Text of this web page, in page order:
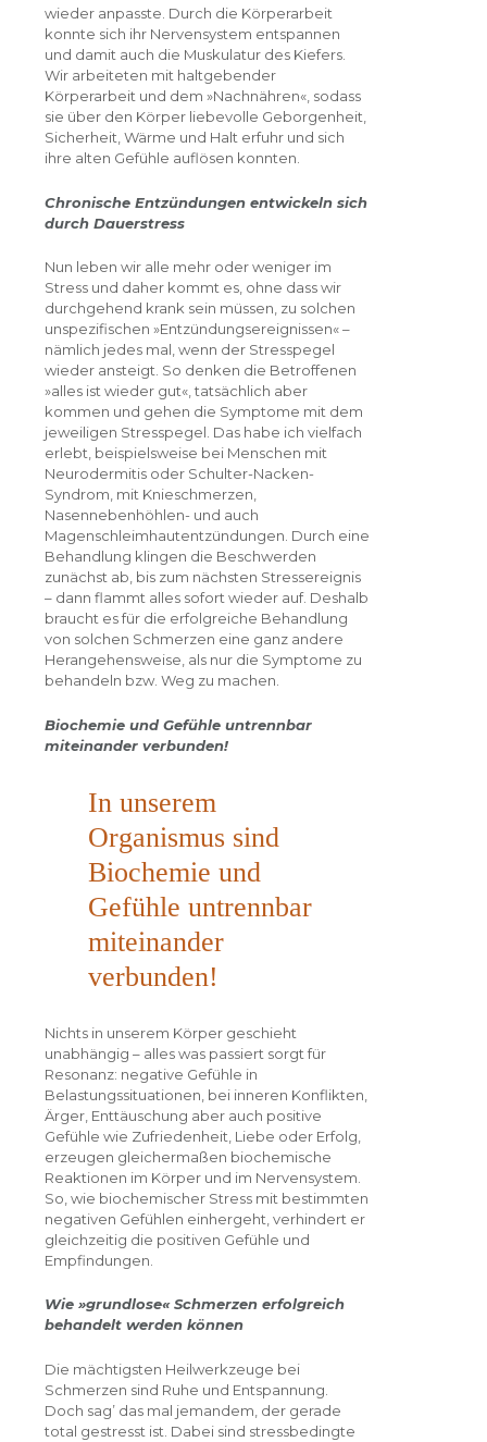
wieder anpasste. Durch die Körperarbeit
konnte sich ihr Nervensystem entspannen
und damit auch die Muskulatur des Kiefers.
Wir arbeiteten mit haltgebender
Körperarbeit und dem »Nachnähren«, sodass
sie über den Körper liebevolle Geborgenheit,
Sicherheit, Wärme und Halt erfuhr und sich
ihre alten Gefühle auflösen konnten.
Chronische Entzündungen entwickeln sich
durch Dauerstress
Nun leben wir alle mehr oder weniger im
Stress und daher kommt es, ohne dass wir
durchgehend krank sein müssen, zu solchen
unspezifischen »Entzündungsereignissen« –
nämlich jedes mal, wenn der Stresspegel
wieder ansteigt. So denken die Betroffenen
»alles ist wieder gut«, tatsächlich aber
kommen und gehen die Symptome mit dem
jeweiligen Stresspegel. Das habe ich vielfach
erlebt, beispielsweise bei Menschen mit
Neurodermitis oder Schulter-Nacken-
Syndrom, mit Knieschmerzen,
Nasennebenhöhlen- und auch
Magenschleimhautentzündungen. Durch eine
Behandlung klingen die Beschwerden
zunächst ab, bis zum nächsten Stressereignis
– dann flammt alles sofort wieder auf. Deshalb
braucht es für die erfolgreiche Behandlung
von solchen Schmerzen eine ganz andere
Herangehensweise, als nur die Symptome zu
behandeln bzw. Weg zu machen.
Biochemie und Gefühle untrennbar
miteinander verbunden!
In unserem
Organismus sind
Biochemie und
Gefühle untrennbar
miteinander
verbunden!
Nichts in unserem Körper geschieht
unabhängig – alles was passiert sorgt für
Resonanz: negative Gefühle in
Belastungssituationen, bei inneren Konflikten,
Ärger, Enttäuschung aber auch positive
Gefühle wie Zufriedenheit, Liebe oder Erfolg,
erzeugen gleichermaßen biochemische
Reaktionen im Körper und im Nervensystem.
So, wie biochemischer Stress mit bestimmten
negativen Gefühlen einhergeht, verhindert er
gleichzeitig die positiven Gefühle und
Empfindungen.
Wie »grundlose« Schmerzen erfolgreich
behandelt werden können
Die mächtigsten Heilwerkzeuge bei
Schmerzen sind Ruhe und Entspannung.
Doch sag’ das mal jemandem, der gerade
total gestresst ist. Dabei sind stressbedingte